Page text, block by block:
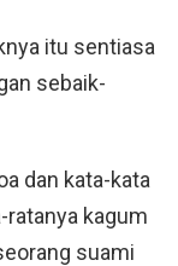
itu sentiasa
sebaik-
dan kata-kata
ratanya kagum
suami